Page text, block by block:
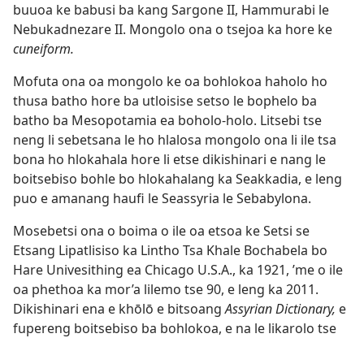
buuoa ke babusi ba kang Sargone II, Hammurabi le
Nebukadnezare II. Mongolo ona o tsejoa ka hore ke
cuneiform.
Mofuta ona oa mongolo ke oa bohlokoa haholo ho
thusa batho hore ba utloisise setso le bophelo ba
batho ba Mesopotamia ea boholo-holo. Litsebi tse
neng li sebetsana le ho hlalosa mongolo ona li ile tsa
bona ho hlokahala hore li etse dikishinari e nang le
boitsebiso bohle bo hlokahalang ka Seakkadia, e leng
puo e amanang haufi le Seassyria le Sebabylona.
Mosebetsi ona o boima o ile oa etsoa ke Setsi se
Etsang Lipatlisiso ka Lintho Tsa Khale Bochabela bo
Hare Univesithing ea Chicago U.S.A., ka 1921, ’me o ile
oa phethoa ka mor’a lilemo tse 90, e leng ka 2011.
Dikishinari ena e khōlō e bitsoangAssyrian Dictionary, e
fupereng boitsebiso ba bohlokoa, e na le likarolo tse